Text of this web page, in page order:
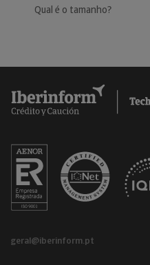
Qual é o tamanho?
geral@iberinform.pt